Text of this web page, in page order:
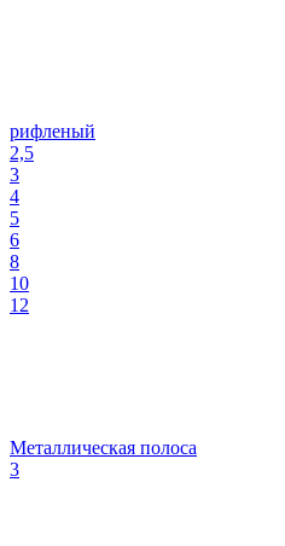
рифленый
2,5
3
4
5
6
8
10
12
Металлическая полоса
3